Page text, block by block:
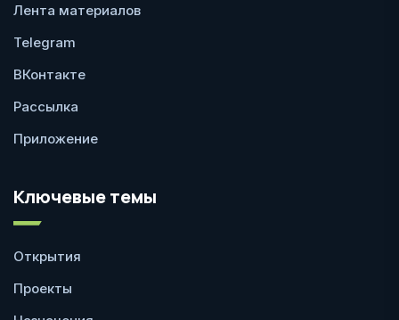
Лента материалов
Telegram
ВКонтакте
Рассылка
Приложение
Ключевые темы
Открытия
Проекты